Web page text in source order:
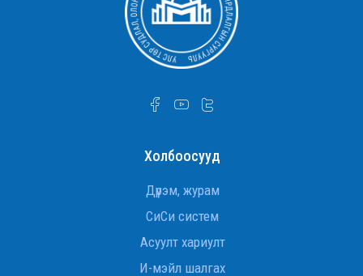
ахмад багш Д.Оюунчимэг Хөдөлмөрийн
гавьяаны улаан тугийн одонгоор шагнууллаа.
УТСОУХНУС-ийн Улс төр судлалын тэнхимийн
ахмад багш Д.Оюунчимэг Хөдөлмөрийн
Л.Эрдэнэчулуун сайд
INTERNATIONAL RELATIONS STUDENTS VISIT THE
U.S. EMBASSY IN ULAANBAATAR
Холбоосууд
Дүрэм, журам
СиСи систем
Асуулт хариулт
И-мэйл шалгах